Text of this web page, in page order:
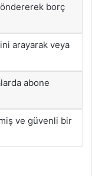
borç
arayarak veya
abone
ve güvenli bir